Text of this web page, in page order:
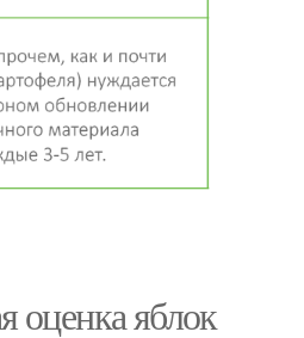
оценка яблок